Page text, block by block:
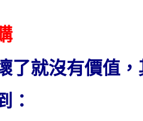
了就沒有價值，
：